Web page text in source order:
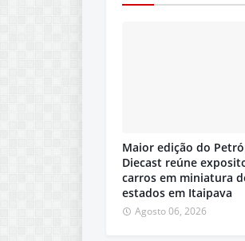
Maior edição do
Diecast reúne
carros em miniatura
estados em Itaipava
Agosto 06, 2026